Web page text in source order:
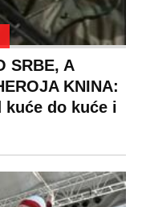
SRBE, A
KNINA:
kuće do kuće i